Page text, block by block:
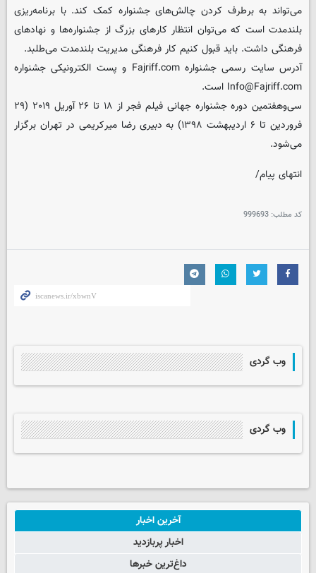
می‌تواند به برطرف کردن چالش‌های جشنواره کمک کند. با برنامه‌ریزی
بلندمدت است که می‌توان انتظار کارهای بزرگ از جشنواره‌ها و نهادهای
فرهنگی داشت. باید قبول کنیم کار فرهنگی مدیریت بلندمدت می‌طلبد.
آدرس سایت رسمی جشنواره Fajriff.com و پست الکترونیکی جشنواره
Info@Fajriff.com است.
سی‌و‌هفتمین دوره جشنواره جهانی فیلم فجر از ۱۸ تا ۲۶ آوریل ۲۰۱۹ (۲۹
فروردین تا ۶ اردیبهشت ۱۳۹۸) به دبیری رضا میرکریمی در تهران برگزار
می‌شود.
انتهای پیام/
کد مطلب: 999693
وب گردی
وب گردی
آخرین اخبار
اخبار پربازدید
داغ‌ترین خبرها